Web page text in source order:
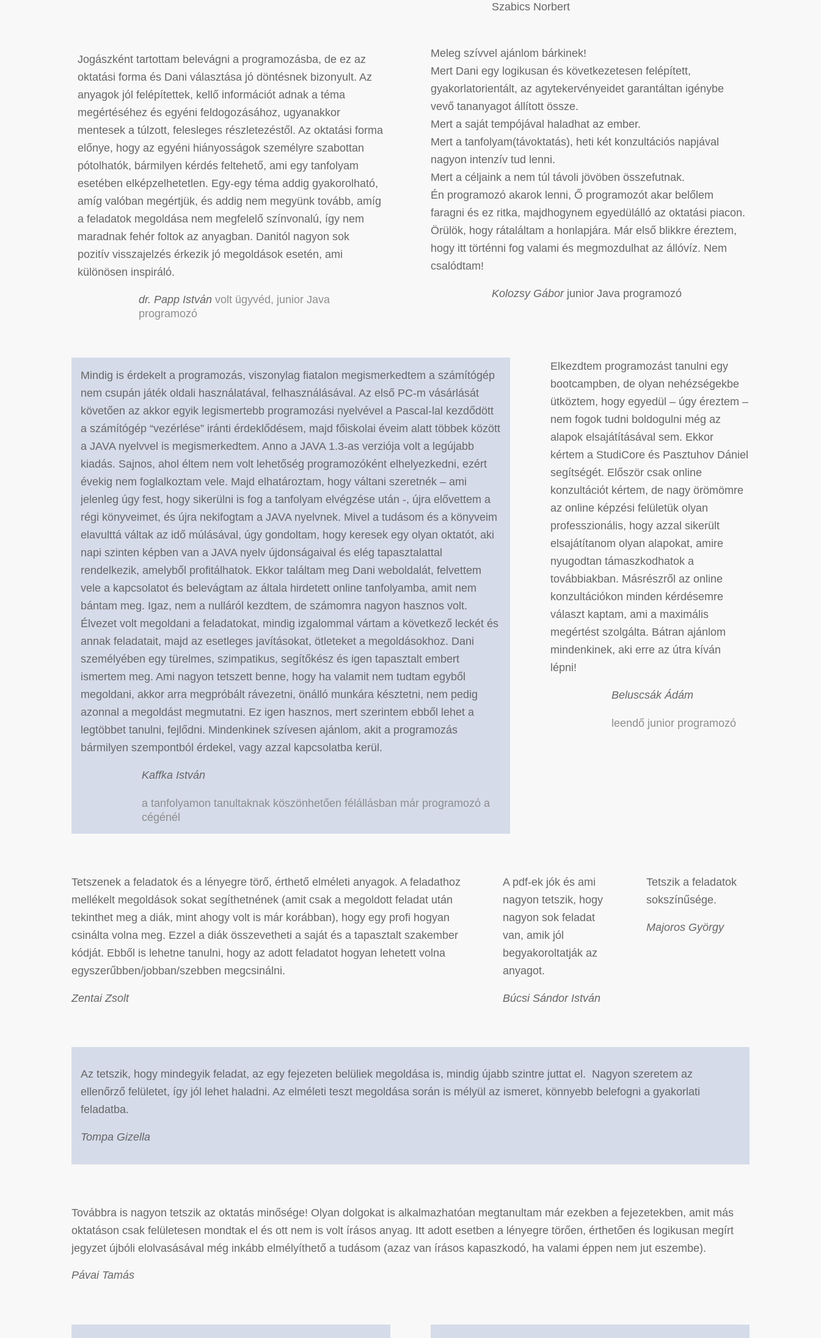
Szabics Norbert
Jogászként tartottam belevágni a programozásba, de ez az
oktatási forma és Dani választása jó döntésnek bizonyult. Az
anyagok jól felépítettek, kellő információt adnak a téma
megértéséhez és egyéni feldogozásához, ugyanakkor
mentesek a túlzott, felesleges részletezéstől. Az oktatási forma
előnye, hogy az egyéni hiányosságok személyre szabottan
pótolhatók, bármilyen kérdés feltehető, ami egy tanfolyam
esetében elképzelhetetlen. Egy-egy téma addig gyakorolható,
amíg valóban megértjük, és addig nem megyünk tovább, amíg
a feladatok megoldása nem megfelelő színvonalú, így nem
maradnak fehér foltok az anyagban. Danitól nagyon sok
pozitív visszajelzés érkezik jó megoldások esetén, ami
különösen inspiráló.
dr. Papp Istvánvolt ügyvéd, junior Java
programozó
Meleg szívvel ajánlom bárkinek!
Mert Dani egy logikusan és következetesen felépített,
gyakorlatorientált, az agytekervényeidet garantáltan igénybe
vevő tananyagot állított össze.
Mert a saját tempójával haladhat az ember.
Mert a tanfolyam(távoktatás), heti két konzultációs napjával
nagyon intenzív tud lenni.
Mert a céljaink a nem túl távoli jövöben összefutnak.
Én programozó akarok lenni, Ő programozót akar belőlem
faragni és ez ritka, majdhogynem egyedülálló az oktatási piacon.
Örülök, hogy rátaláltam a honlapjára. Már első blikkre éreztem,
hogy itt történni fog valami és megmozdulhat az állóvíz. Nem
csalódtam!
Kolozsy Gábor junior Java programozó
Mindig is érdekelt a programozás, viszonylag fiatalon megismerkedtem a számítógép
nem csupán játék oldali használatával, felhasználásával. Az első PC-m vásárlását
követően az akkor egyik legismertebb programozási nyelvével a Pascal-lal kezdődött
a számítógép “vezérlése” iránti érdeklődésem, majd főiskolai éveim alatt többek között
a JAVA nyelvvel is megismerkedtem. Anno a JAVA 1.3-as verziója volt a legújabb
kiadás. Sajnos, ahol éltem nem volt lehetőség programozóként elhelyezkedni, ezért
évekig nem foglalkoztam vele. Majd elhatároztam, hogy váltani szeretnék – ami
jelenleg úgy fest, hogy sikerülni is fog a tanfolyam elvégzése után -, újra elővettem a
régi könyveimet, és újra nekifogtam a JAVA nyelvnek. Mivel a tudásom és a könyveim
elavulttá váltak az idő múlásával, úgy gondoltam, hogy keresek egy olyan oktatót, aki
napi szinten képben van a JAVA nyelv újdonságaival és elég tapasztalattal
rendelkezik, amelyből profitálhatok. Ekkor találtam meg Dani weboldalát, felvettem
vele a kapcsolatot és belevágtam az általa hirdetett online tanfolyamba, amit nem
bántam meg. Igaz, nem a nulláról kezdtem, de számomra nagyon hasznos volt.
Élvezet volt megoldani a feladatokat, mindig izgalommal vártam a következő leckét és
annak feladatait, majd az esetleges javításokat, ötleteket a megoldásokhoz. Dani
személyében egy türelmes, szimpatikus, segítőkész és igen tapasztalt embert
ismertem meg. Ami nagyon tetszett benne, hogy ha valamit nem tudtam egyből
megoldani, akkor arra megpróbált rávezetni, önálló munkára késztetni, nem pedig
azonnal a megoldást megmutatni. Ez igen hasznos, mert szerintem ebből lehet a
legtöbbet tanulni, fejlődni. Mindenkinek szívesen ajánlom, akit a programozás
bármilyen szempontból érdekel, vagy azzal kapcsolatba kerül.
Kaffka István
a tanfolyamon tanultaknak köszönhetően félállásban már programozó a
cégénél
Elkezdtem programozást tanulni egy
bootcampben, de olyan nehézségekbe
ütköztem, hogy egyedül – úgy éreztem –
nem fogok tudni boldogulni még az
alapok elsajátításával sem. Ekkor
kértem a StudiCore és Pasztuhov Dániel
segítségét. Először csak online
konzultációt kértem, de nagy örömömre
az online képzési felületük olyan
professzionális, hogy azzal sikerült
elsajátítanom olyan alapokat, amire
nyugodtan támaszkodhatok a
továbbiakban. Másrészről az online
konzultációkon minden kérdésemre
választ kaptam, ami a maximális
megértést szolgálta. Bátran ajánlom
mindenkinek, aki erre az útra kíván
lépni!
Beluscsák Ádám
leendő junior programozó
Tetszenek a feladatok és a lényegre törő, érthető elméleti anyagok. A feladathoz
mellékelt megoldások sokat segíthetnének (amit csak a megoldott feladat után
tekinthet meg a diák, mint ahogy volt is már korábban), hogy egy profi hogyan
csinálta volna meg. Ezzel a diák összevetheti a saját és a tapasztalt szakember
kódját. Ebből is lehetne tanulni, hogy az adott feladatot hogyan lehetett volna
egyszerűbben/jobban/szebben megcsinálni.
Zentai Zsolt
A pdf-ek jók és ami
nagyon tetszik, hogy
nagyon sok feladat
van, amik jól
begyakoroltatják az
anyagot.
Búcsi Sándor István
Tetszik a feladatok
sokszínűsége.
Majoros György
Az tetszik, hogy mindegyik feladat, az egy fejezeten belüliek megoldása is, mindig újabb szintre juttat el. Nagyon szeretem az
ellenőrző felületet, így jól lehet haladni. Az elméleti teszt megoldása során is mélyül az ismeret, könnyebb belefogni a gyakorlati
feladatba.
Tompa Gizella
Továbbra is nagyon tetszik az oktatás minősége! Olyan dolgokat is alkalmazhatóan megtanultam már ezekben a fejezetekben, amit más
oktatáson csak felületesen mondtak el és ott nem is volt írásos anyag. Itt adott esetben a lényegre törően, érthetően és logikusan megírt
jegyzet újbóli elolvasásával még inkább elmélyíthető a tudásom (azaz van írásos kapaszkodó, ha valami éppen nem jut eszembe).
Pávai Tamás